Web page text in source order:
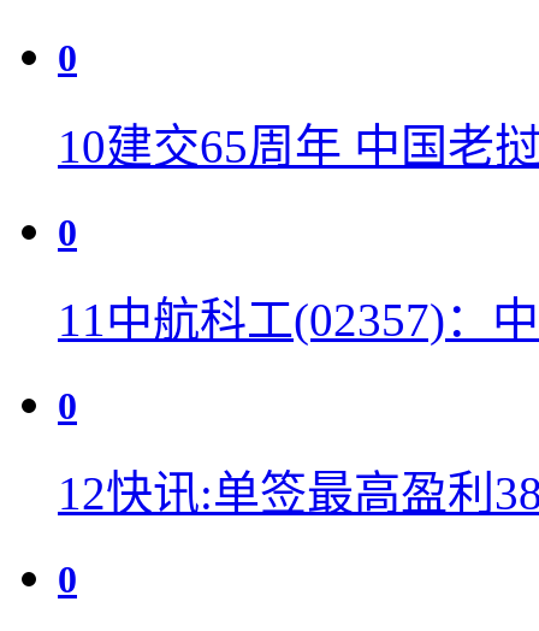
0
10建交65周年 中国老
0
11中航科工(02357)：
0
12快讯:单签最高盈利
0